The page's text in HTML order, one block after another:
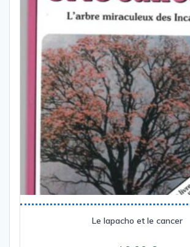
Le lapacho et le cancer